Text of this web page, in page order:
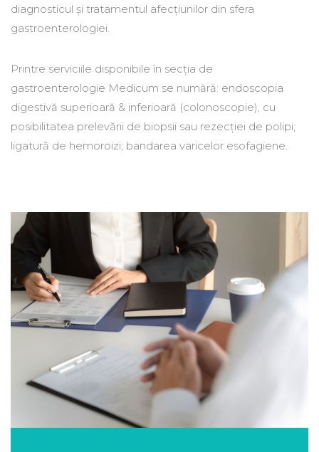
diagnosticul și tratamentul afecțiunilor din sfera
gastroenterologiei.
Printre serviciile disponibile în secția de
gastroenterologie Medicum se numără: endoscopia
digestivă superioară & inferioară (colonoscopie), cu
posibilitatea prelevării de biopsii sau rezecției de polipi;
ligatură de hemoroizi; bandarea varicelor esofagiene.